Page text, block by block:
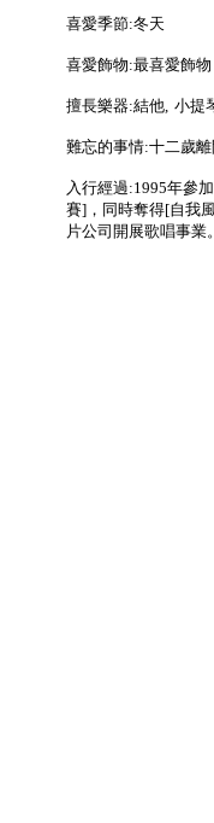
喜愛季節:冬天
喜愛飾物:最喜愛飾物
擅長樂器:結他, 小提
難忘的事情:十二歲
入行經過:1995年參
賽]，同時奪得[自我
片公司開展歌唱事業